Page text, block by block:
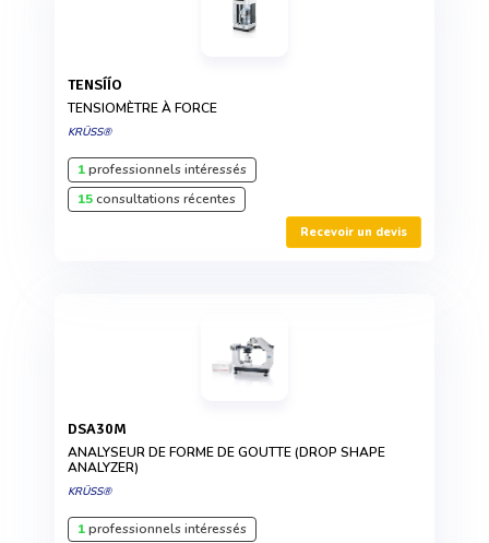
TENSÍÍO
TENSIOMÈTRE À FORCE
KRÜSS®
1professionnels intéressés
15consultations récentes
Recevoir un devis
DSA30M
ANALYSEUR DE FORME DE GOUTTE (DROP SHAPE
ANALYZER)
KRÜSS®
1professionnels intéressés